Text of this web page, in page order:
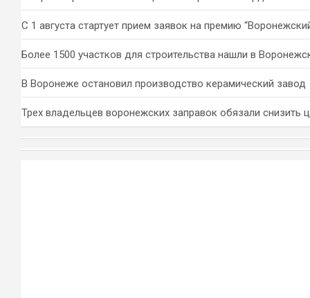
С 1 августа стартует прием заявок на премию
Более 1500 участков для строительства нашли в
В Воронеже остановил производство керамический завод
Трех владельцев воронежских заправок обязали снизить